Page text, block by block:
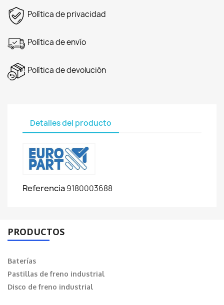
Política de privacidad
Política de envío
Política de devolución
Detalles del producto
Referencia9180003688
PRODUCTOS
Baterías
Pastillas de freno industrial
Disco de freno industrial